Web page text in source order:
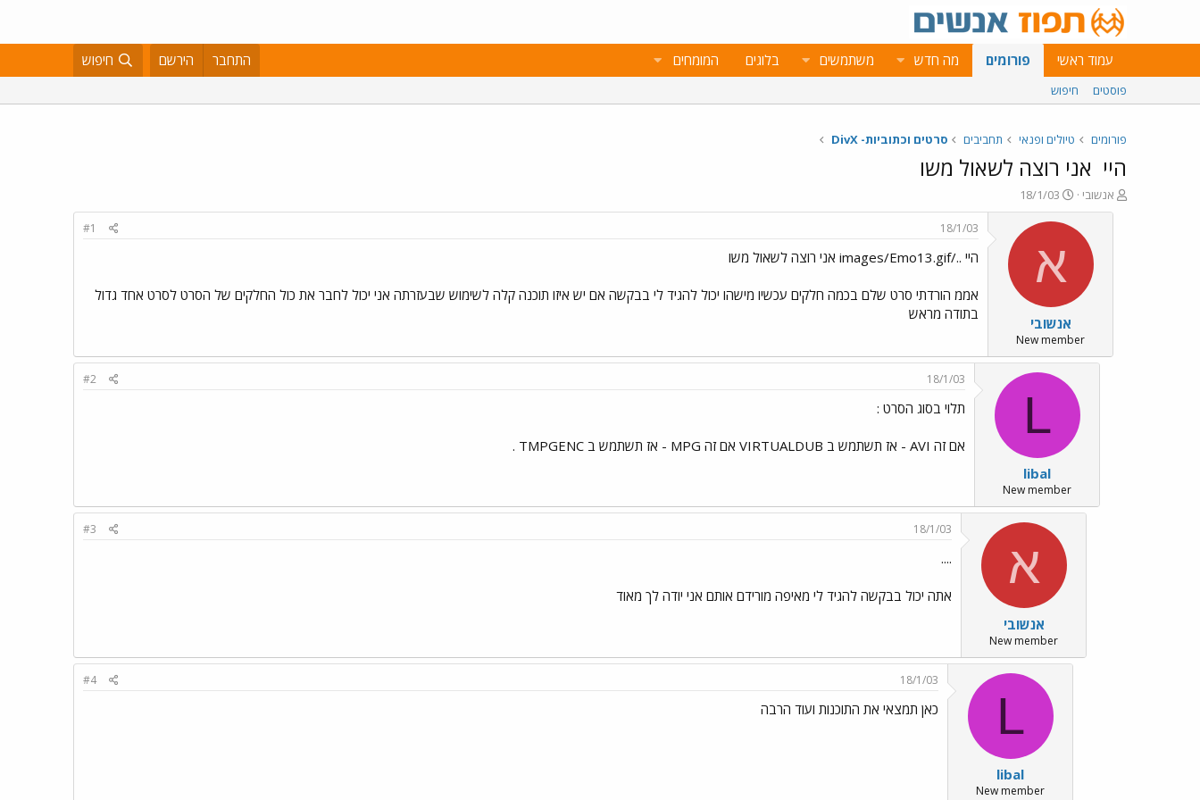
עמוד ראשי פורומים מה חדש משתמשים בלוגים המומחים התחבר הירשם חיפוש
פוסטים חיפוש
פורומים טיולים ופנאי תחביבים סרטים וכתוביות- DivX
היי אני רוצה לשאול משו
פ
ו
אנשובי
פ
ו
ר
ם
ב
א
ר
י
ך
18/1/03
א
אנשובי
New member
18/1/03
#1
היי ../images/Emo13.gif אני רוצה לשאול משו
אממ הורדתי סרט שלם בכמה חלקים עכשיו מישהו יכול להגיד לי בבקשה אם יש איזו תוכנה קלה לשימוש שבעזרתה אני יכול לחבר את כול החלקים של הסרט לסרט אחד גדול
בתודה מראש
L
libal
New member
18/1/03
#2
תלוי בסוג הסרט :
אם זה AVI - אז תשתמש ב VIRTUALDUB אם זה MPG - אז תשתמש ב TMPGENC .
א
אנשובי
New member
18/1/03
#3
....
אתה יכול בבקשה להגיד לי מאיפה מורידם אותם אני יודה לך מאוד
L
libal
New member
18/1/03
#4
כאן תמצאי את התוכנות ועוד הרבה